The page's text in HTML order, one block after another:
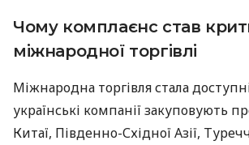
Чому комплаєнс став
міжнародної торгівлі
Міжнародна торгівля стала
українські компанії закуповують
Китаї, Південно-Східної Азії,